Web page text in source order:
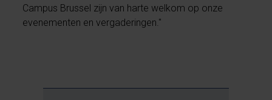
Campus Brussel zijn van harte welkom op onze
evenementen en vergaderingen."